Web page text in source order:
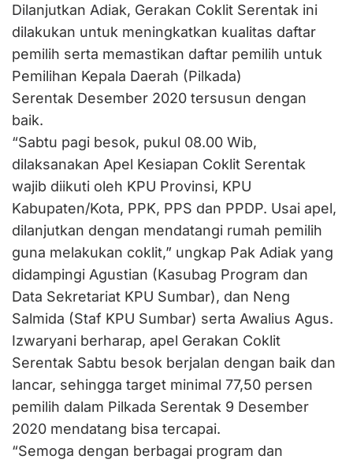
Dilanjutkan Adiak, Gerakan Coklit Serentak ini
dilakukan untuk meningkatkan kualitas daftar
pemilih serta memastikan daftar pemilih untuk
Pemilihan Kepala Daerah (Pilkada)
Serentak Desember 2020 tersusun dengan
baik.
“Sabtu pagi besok, pukul 08.00 Wib,
dilaksanakan Apel Kesiapan Coklit Serentak
wajib diikuti oleh KPU Provinsi, KPU
Kabupaten/Kota, PPK, PPS dan PPDP. Usai apel,
dilanjutkan dengan mendatangi rumah pemilih
guna melakukan coklit,” ungkap Pak Adiak yang
didampingi Agustian (Kasubag Program dan
Data Sekretariat KPU Sumbar), dan Neng
Salmida (Staf KPU Sumbar) serta Awalius Agus.
Izwaryani berharap, apel Gerakan Coklit
Serentak Sabtu besok berjalan dengan baik dan
lancar, sehingga target minimal 77,50 persen
pemilih dalam Pilkada Serentak 9 Desember
2020 mendatang bisa tercapai.
“Semoga dengan berbagai program dan